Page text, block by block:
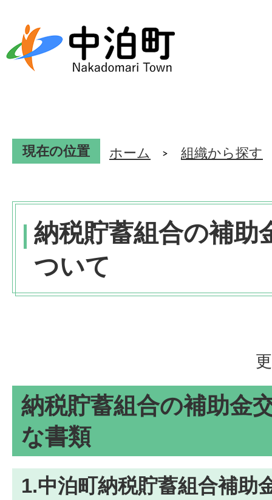
現在の位置 ホーム 組織から探す
納税貯蓄組合の補助
ついて
納税貯蓄組合の補助金
な書類
1.中泊町納税貯蓄組合補助